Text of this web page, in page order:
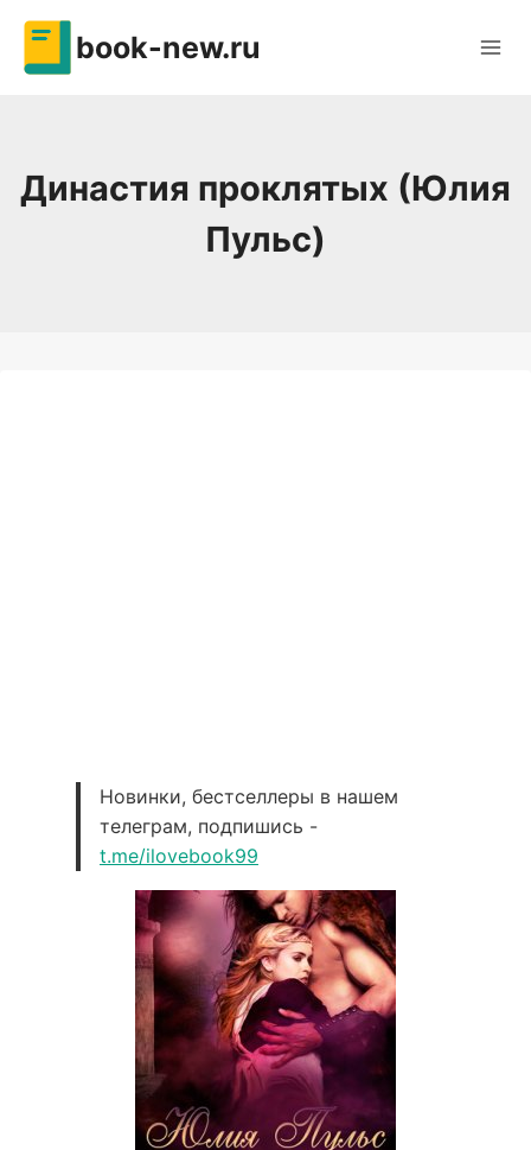
Перейти
содержимому
book-new.ru
Династия проклятых (Юлия
Пульс)
Новинки, бестселлеры в нашем
телеграм, подпишись -
t.me/ilovebook99